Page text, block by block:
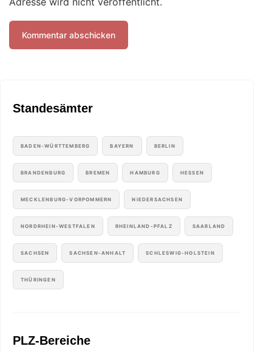
Standesämter
BADEN-WÜRTTEMBERG BAYERN BERLIN
BRANDENBURG BREMEN HAMBURG HESSEN
MECKLENBURG-VORPOMMERN NIEDERSACHSEN
NORDRHEIN-WESTFALEN RHEINLAND-PFALZ SAARLAND
SACHSEN SACHSEN-ANHALT SCHLESWIG-HOLSTEIN
THÜRINGEN
PLZ-Bereiche